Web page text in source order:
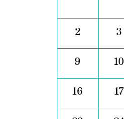
2 3
9 10
16 17